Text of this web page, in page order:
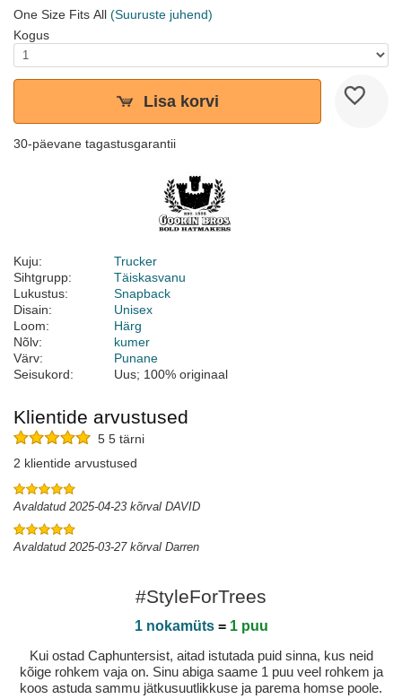
One Size Fits All (Suuruste juhend)
Kogus
Lisa korvi
30-päevane tagastusgarantii
Kuju:
Trucker
Sihtgrupp:
Täiskasvanu
Lukustus:
Snapback
Disain:
Unisex
Loom:
Härg
Nõlv:
kumer
Värv:
Punane
Seisukord:
Uus; 100% originaal
Klientide arvustused
5 5 tärni
2 klientide arvustused
Avaldatud 2025-04-23 kõrval DAVID
Avaldatud 2025-03-27 kõrval Darren
#StyleForTrees
1 nokamüts= 1 puu
Kui ostad Caphuntersist, aitad istutada puid sinna, kus neid
kõige rohkem vaja on. Sinu abiga saame 1 puu veel rohkem ja
koos astuda sammu jätkusuutlikkuse ja parema homse poole.